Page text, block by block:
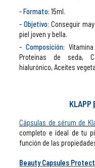
Formato: 15ml.
Objetivo: Conseguir
piel joven y bella.
Composición:
Proteínas de seda,
hialurónico, Aceites
KLAPP
Cápsulas de sérum de
completo e ideal de tu
función de las
Beauty Capsules